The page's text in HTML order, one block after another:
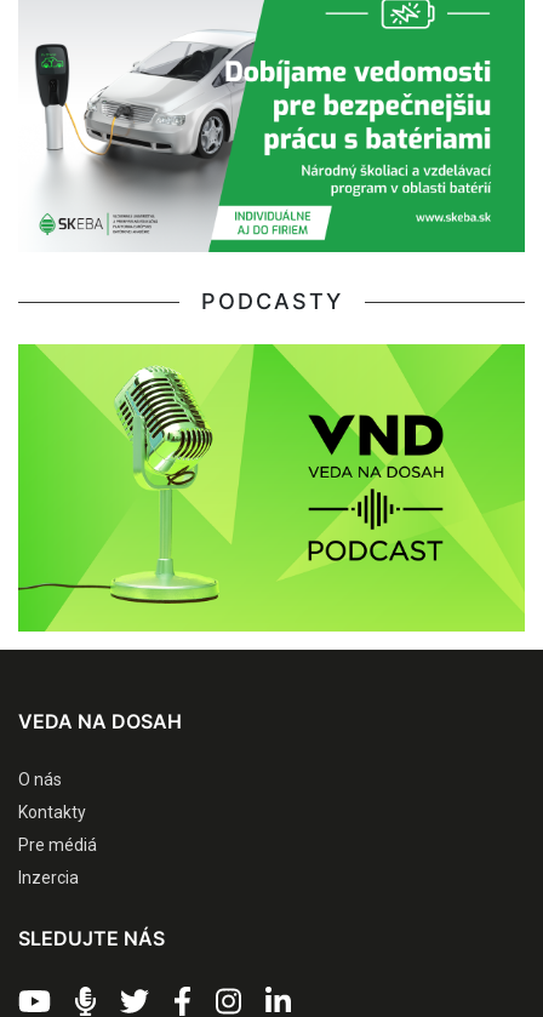
PODCASTY
VEDA NA DOSAH
O nás
Kontakty
Pre médiá
Inzercia
SLEDUJTE NÁS